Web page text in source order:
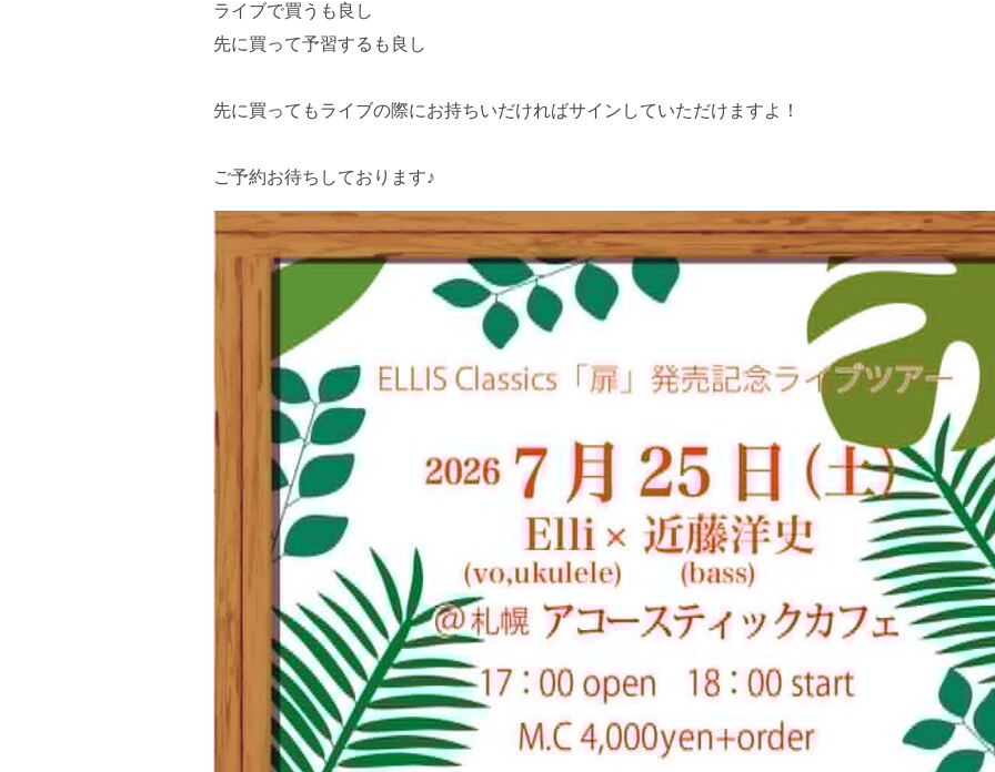
ライブで買うも良し
先に買って予習するも良し
先に買ってもライブの際にお持ちいだければサインしていただけますよ！
ご予約お待ちしております♪